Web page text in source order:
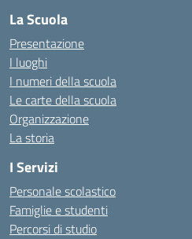
La Scuola
Presentazione
I luoghi
I numeri della scuola
Le carte della scuola
Organizzazione
La storia
I Servizi
Personale scolastico
Famiglie e studenti
Percorsi di studio